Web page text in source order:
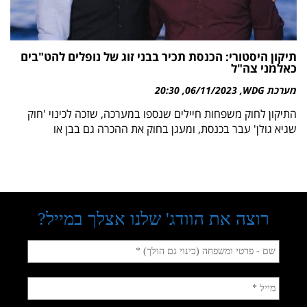
תיקון היסטורי: הכנסת תכיר בבני זוג של נופלים להט"בים
כאלמני צה"ל
מערכת WDG 06/11/2023
20:30
התיקון לחוק משפחות חיילים שנספו במערכה, שזכה לכינוי 'חוק
שגיא גולן' עבר בכנסת, ומעגן בחוק את ההכרה גם בבן או